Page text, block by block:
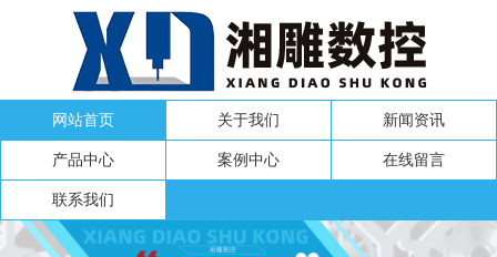
网站首页 关于我们 新闻资讯
产品中心 案例中心 在线留言
联系我们